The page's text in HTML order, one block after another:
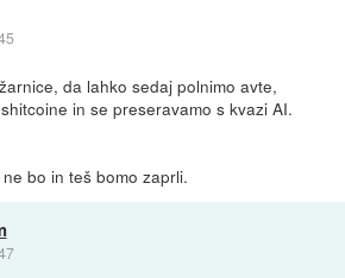
da lahko sedaj polnimo avte,
in se preseravamo s kvazi AI.
bo in teš bomo zaprli.